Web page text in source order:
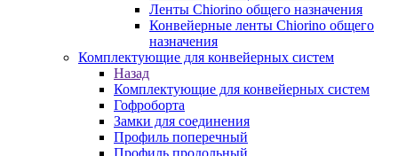
Ленты Chiorino общего назначения
Конвейерные ленты Chiorino общего
назначения
Комплектующие для конвейерных систем
Назад
Комплектующие для конвейерных систем
Гофроборта
Замки для соединения
Профиль поперечный
Профиль продольный